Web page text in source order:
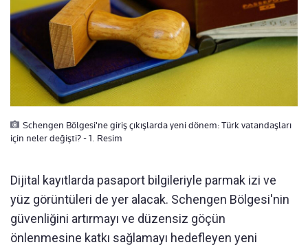
Schengen Bölgesi'ne giriş çıkışlarda yeni dönem: Türk vatandaşları
için neler değişti? - 1. Resim
Dijital kayıtlarda pasaport bilgileriyle parmak izi ve
yüz görüntüleri de yer alacak. Schengen Bölgesi'nin
güvenliğini artırmayı ve düzensiz göçün
önlenmesine katkı sağlamayı hedefleyen yeni